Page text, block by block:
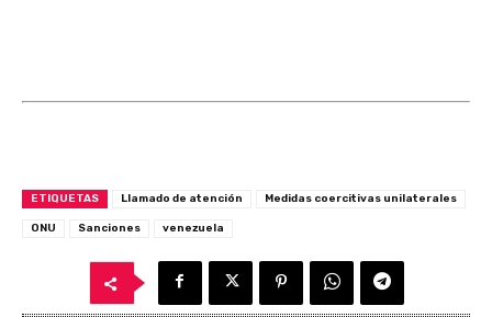
ETIQUETAS Llamado de atención Medidas coercitivas unilaterales
ONU Sanciones venezuela